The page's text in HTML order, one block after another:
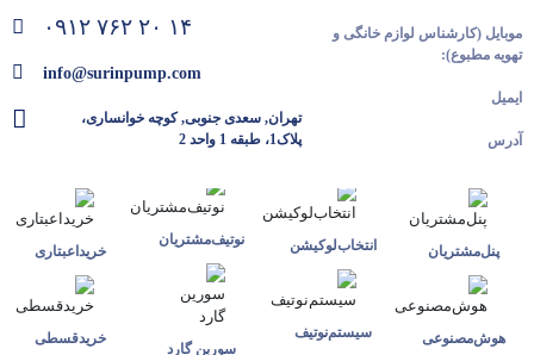
موبایل (کارشناس لوازم خانگی و
تهویه مطبوع):
ایمیل
آدرس
۰۹۱۲ ۷۶۲ ۲۰ ۱۴
info@surinpump.com
تهران, سعدی جنوبی, کوچه خوانساری،
پلاک1، طبقه 1 واحد 2
پنل‌مشتریان
هوش‌مصنوعی
انتخاب‌لوکیشن
سیستم‌نوتیف
نوتیف‌مشتریان
سورین گارد
خرید‌اعبتاری
خرید‌قسطی